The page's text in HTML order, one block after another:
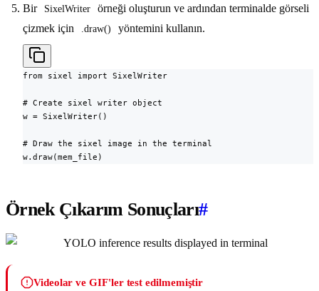
Bir
SixelWriter
örneği oluşturun ve ardından terminalde görseli
çizmek için
.draw() yöntemini kullanın.
from sixel import SixelWriter
# Create sixel writer object
w = SixelWriter()
# Draw the sixel image in the terminal
w.draw(mem_file)
Örnek Çıkarım Sonuçları#
Videolar ve GIF'ler test edilmemiştir